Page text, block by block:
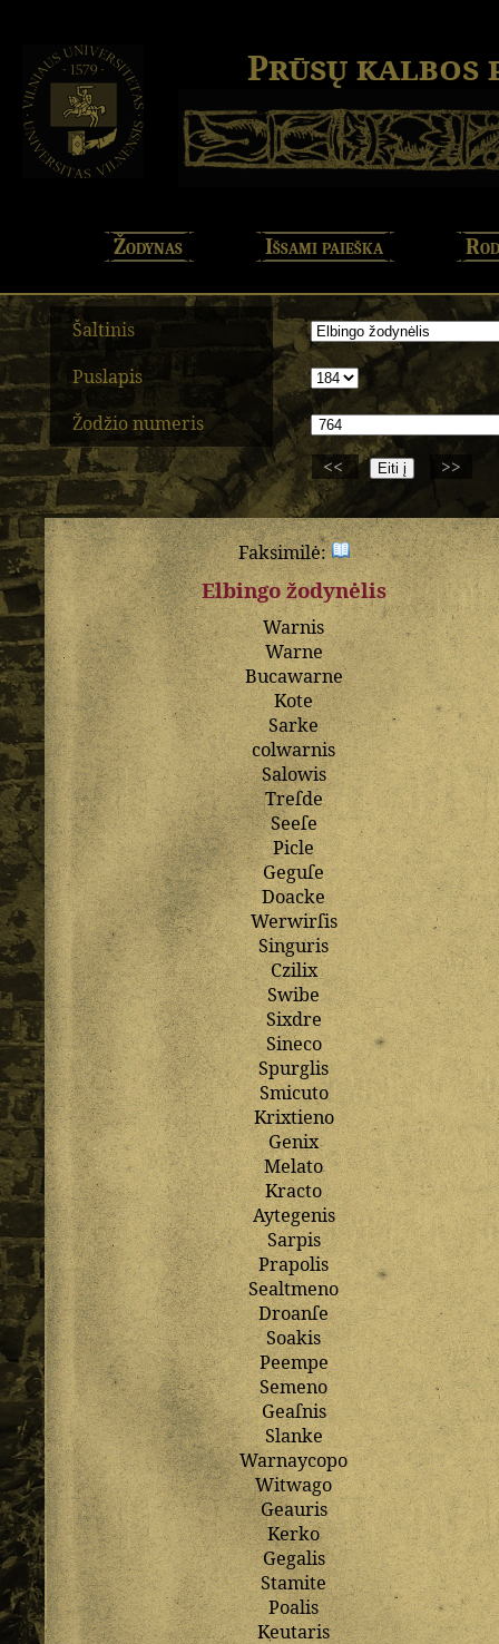
Prūsų kalbos
Žodynas Išsami paieška
Šaltinis
Puslapis
Žodžio numeris
<<
>>
Faksimilė:
Elbingo žodynėlis
Warnis
Warne
Bucawarne
Kote
Sarke
colwarnis
Salowis
Treſde
Seeſe
Picle
Geguſe
Doacke
Werwirſis
Singuris
Czilix
Swibe
Sixdre
Sineco
Spurglis
Smicuto
Krixtieno
Genix
Melato
Kracto
Aytegenis
Sarpis
Prapolis
Sealtmeno
Droanſe
Soakis
Peempe
Semeno
Geaſnis
Slanke
Warnaycopo
Witwago
Geauris
Kerko
Gegalis
Stamite
Poalis
Keutaris